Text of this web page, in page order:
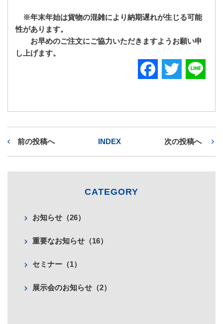
CATEGORY
お知らせ（26）
重要なお知らせ（16）
セミナー（1）
展示会のお知らせ（2）
※年末年始は貨物の混雑により納期遅れが生じる可能
性があります。
お早めのご注文にご協力いただきますようお願い申
し上げます。
e t
e
前の投稿へ
INDEX 次の投稿へ